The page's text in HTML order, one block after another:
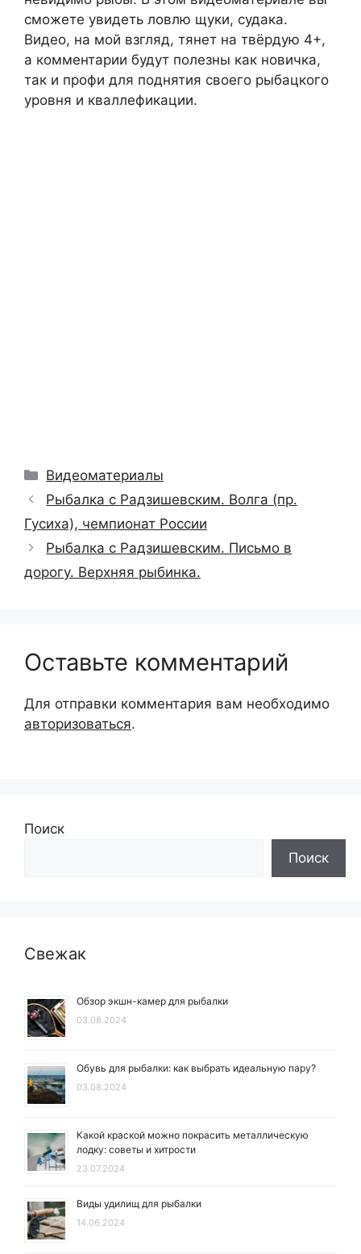
сможете увидеть ловлю щуки, судака.
Видео, на мой взгляд, тянет на твёрдую 4+,
а комментарии будут полезны как новичка,
так и профи для поднятия своего рыбацкого
уровня и кваллефикации.
Рубрики
Видеоматериалы
Рыбалка с Радзишевским. Волга (пр.
Гусиха), чемпионат России
Рыбалка с Радзишевским. Письмо в
дорогу. Верхняя рыбинка.
Оставьте комментарий
Для отправки комментария вам необходимо
авторизоваться.
Поиск
Поиск
Свежак
Обзор экшн-камер для рыбалки
03.08.2024
Обувь для рыбалки: как выбрать идеальную пару?
03.08.2024
Какой краской можно покрасить металлическую
лодку: советы и хитрости
23.07.2024
Виды удилищ для рыбалки
14.06.2024